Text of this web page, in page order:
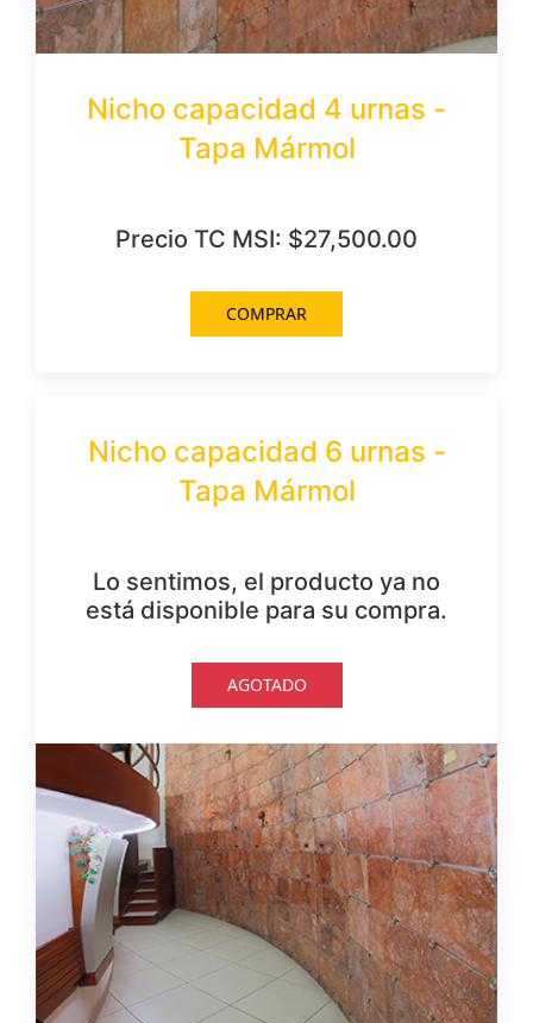
Nicho capacidad 4 urnas -
Tapa Mármol
Precio TC MSI: $27,500.00
COMPRAR
Nicho capacidad 6 urnas -
Tapa Mármol
Lo sentimos, el producto ya no
está disponible para su compra.
AGOTADO